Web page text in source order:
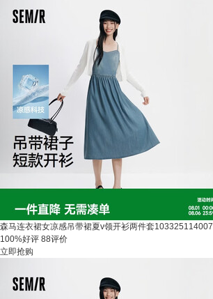
森马连衣裙女凉感吊带裙夏v领开衫两件套103325114007
100%好评 88评价
立即抢购